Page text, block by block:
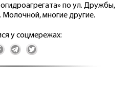
по ул. Дружбы,
Молочной, многие другие.
у соцмережах: